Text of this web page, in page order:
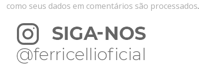
como seus dados em comentários são processados.